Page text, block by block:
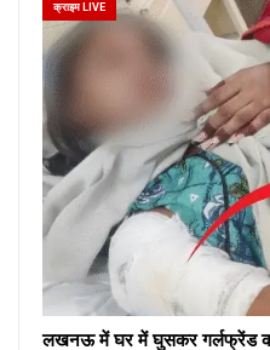
क्राइम LIVE
लखनऊ में घर में घुसकर गर्लफ्रेंड को